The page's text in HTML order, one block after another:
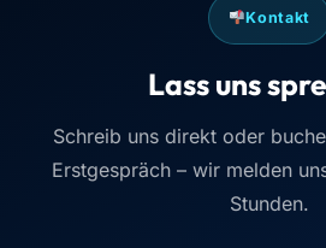
Kontakt
Lass uns
Schreib uns direkt oder
Erstgespräch – wir melden
Stunden.